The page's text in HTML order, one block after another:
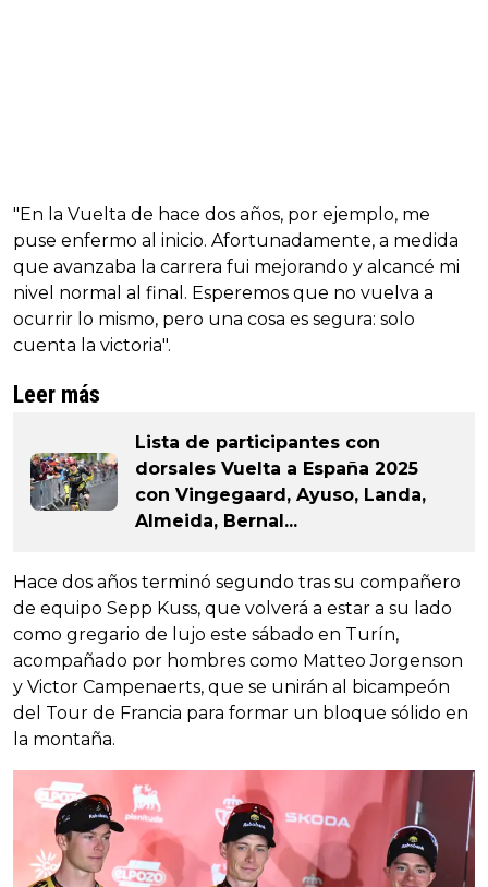
"En la Vuelta de hace dos años, por ejemplo, me
puse enfermo al inicio. Afortunadamente, a medida
que avanzaba la carrera fui mejorando y alcancé mi
nivel normal al final. Esperemos que no vuelva a
ocurrir lo mismo, pero una cosa es segura: solo
cuenta la victoria".
Leer más
Lista de participantes con
dorsales Vuelta a España 2025
con Vingegaard, Ayuso, Landa,
Almeida, Bernal...
Hace dos años terminó segundo tras su compañero
de equipo Sepp Kuss, que volverá a estar a su lado
como gregario de lujo este sábado en Turín,
acompañado por hombres como Matteo Jorgenson
y Victor Campenaerts, que se unirán al bicampeón
del Tour de Francia para formar un bloque sólido en
la montaña.